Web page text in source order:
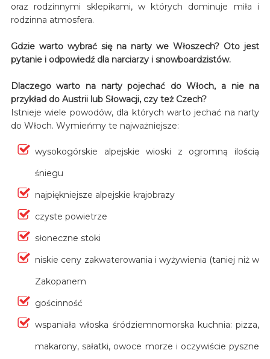
oraz rodzinnymi sklepikami, w których dominuje miła i
rodzinna atmosfera.
Gdzie warto wybrać się na narty we Włoszech? Oto jest
pytanie i odpowiedź dla narciarzy i snowboardzistów.
Dlaczego warto na narty pojechać do Włoch, a nie na
przykład do Austrii lub Słowacji, czy też Czech?
Istnieje wiele powodów, dla których warto jechać na narty
do Włoch. Wymieńmy te najważniejsze:
wysokogórskie alpejskie wioski z ogromną ilością
śniegu
najpiękniejsze alpejskie krajobrazy
czyste powietrze
słoneczne stoki
niskie ceny zakwaterowania i wyżywienia (taniej niż w
Zakopanem
gościnność
wspaniała włoska śródziemnomorska kuchnia: pizza,
makarony, sałatki, owoce morze i oczywiście pyszne